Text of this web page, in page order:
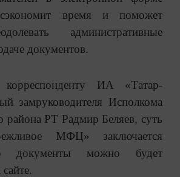
сэкономит время и поможет
административные
документов.
ИА «Татар-
замруководителя Исполкома
района РТ Радмир Беляев, суть
МФЦ» заключается
можно будет